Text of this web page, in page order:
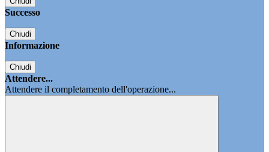
Successo
Chiudi
Informazione
Chiudi
Attendere...
Attendere il completamento dell'operazione...